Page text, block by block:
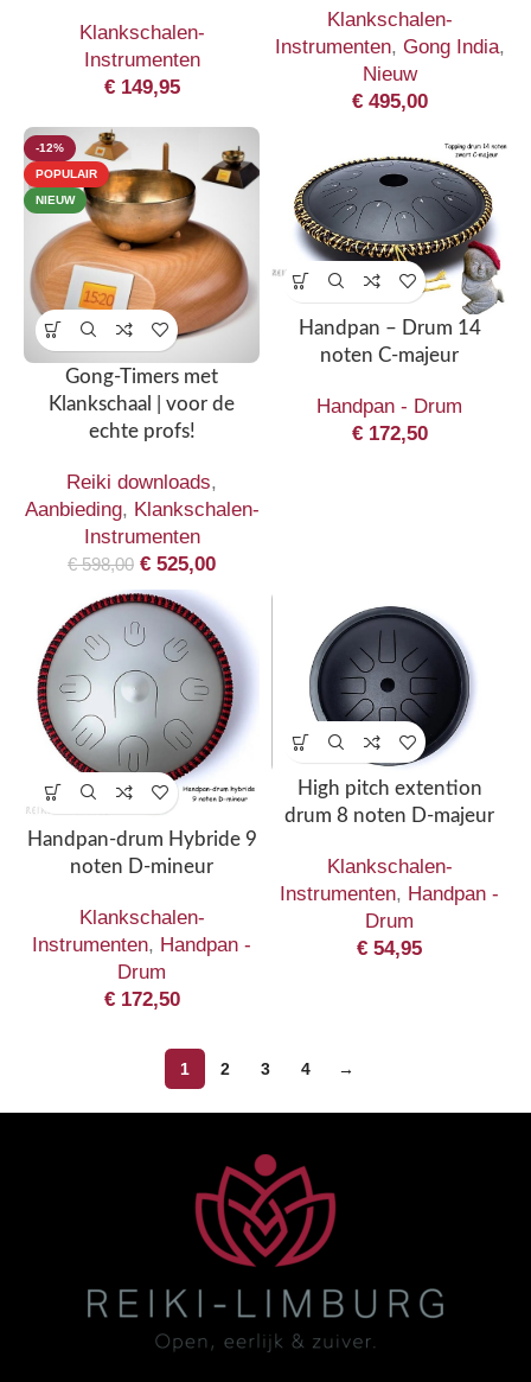
Klankschalen-
Instrumenten
€149,95
Klankschalen-
Instrumenten, Gong India,
Nieuw
€495,00
-12%
POPULAIR
NIEUW
Gong-Timers met
Klankschaal | voor de
echte profs!
Reiki downloads,
Aanbieding, Klankschalen-
Instrumenten
€598,00 € 525,00
Handpan – Drum 14
noten C-majeur
Handpan - Drum
€172,50
Handpan-drum Hybride 9
noten D-mineur
Klankschalen-
Instrumenten, Handpan -
Drum
€172,50
High pitch extention
drum 8 noten D-majeur
Klankschalen-
Instrumenten, Handpan -
Drum
€ 54,95
1 2 3 4 →